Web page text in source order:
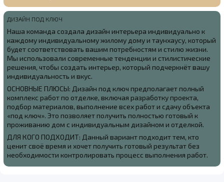
ДИЗАЙН ПОД КЛЮЧ
Наша команда создала дизайн интерьера индивидуально к
каждому индивидуальному жилому дому и таунхаусу, который
будет соответствовать вашим потребностям и стилю жизни.
Мы использовали современные тенденции и стилистические
решения, чтобы создать интерьер, который подчеркнёт вашу
индивидуальность и вкус.
ОСНОВНЫЕ ПЛЮСЫ: Дизайн под ключ предполагает полный
комплекс работ по отделке, включая разработку проекта,
подбор материалов, выполнение всех работ и сдачу объекта
«под ключ». Это позволяет получить полностью готовый к
проживанию дом с индивидуальным дизайном и отделкой.
ДЛЯ КОГО ПОДХОДИТ: Данный вариант подходит тем, кто
ценит своё время и хочет получить готовый результат без
необходимости контролировать процесс выполнения работ.